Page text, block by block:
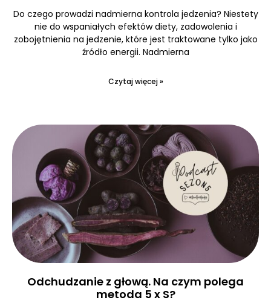
Do czego prowadzi nadmierna kontrola jedzenia? Niestety
nie do wspaniałych efektów diety, zadowolenia i
zobojętnienia na jedzenie, które jest traktowane tylko jako
źródło energii. Nadmierna
Czytaj więcej »
Odchudzanie z głową. Na czym polega
metoda 5 x S?